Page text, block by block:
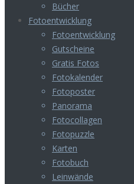
Bücher
Fotoentwicklung
Fotoentwicklung
Gutscheine
Gratis Fotos
Fotokalender
Fotoposter
Panorama
Fotocollagen
Fotopuzzle
Karten
Fotobuch
Leinwände